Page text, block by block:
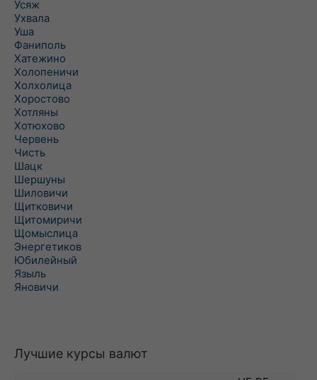
Усяж
Ухвала
Уша
Фаниполь
Хатежино
Холопеничи
Холхолица
Хоростово
Хотляны
Хотюхово
Червень
Чисть
Шацк
Шершуны
Шиловичи
Щитковичи
Щитомиричи
Щомыслица
Энергетиков
Юбилейный
Языль
Яновичи
Лучшие курсы валют